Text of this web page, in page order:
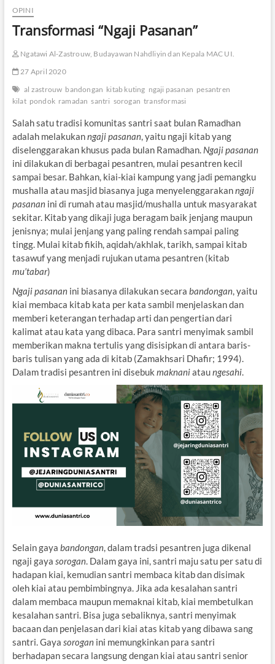
OPINI
Transformasi “Ngaji Pasanan”
Ngatawi Al-Zastrouw, Budayawan Nahdliyin dan Kepala MAC UI.
27 April 2020
al zastrouw bandongan kitab kuting ngaji pasanan pesantren
kilat pondok ramadan santri sorogan transformasi
Salah satu tradisi komunitas santri saat bulan Ramadhan
adalah melakukanngaji pasanan, yaitu ngaji kitab yang
diselenggarakan khusus pada bulan Ramadhan. Ngaji pasanan
ini dilakukan di berbagai pesantren, mulai pesantren kecil
sampai besar. Bahkan, kiai-kiai kampung yang jadi pemangku
mushalla atau masjid biasanya juga menyelenggarakanngaji
pasananini di rumah atau masjid/mushalla untuk masyarakat
sekitar. Kitab yang dikaji juga beragam baik jenjang maupun
jenisnya; mulai jenjang yang paling rendah sampai paling
tingg. Mulai kitab fikih, aqidah/akhlak, tarikh, sampai kitab
tasawuf yang menjadi rujukan utama pesantren (kitab
mu’tabar)
Ngaji pasananini biasanya dilakukan secara bandongan, yaitu
kiai membaca kitab kata per kata sambil menjelaskan dan
memberi keterangan terhadap arti dan pengertian dari
kalimat atau kata yang dibaca. Para santri menyimak sambil
memberikan makna tertulis yang disisipkan di antara baris-
baris tulisan yang ada di kitab (Zamakhsari Dhafir; 1994).
Dalam tradisi pesantren ini disebuk maknaniataungesahi.
Selain gaya bandongan, dalam tradsi pesantren juga dikenal
ngaji gaya sorogan. Dalam gaya ini, santri maju satu per satu di
hadapan kiai, kemudian santri membaca kitab dan disimak
oleh kiai atau pembimbingnya. Jika ada kesalahan santri
dalam membaca maupun memaknai kitab, kiai membetulkan
kesalahan santri. Bisa juga sebaliknya, santri menyimak
bacaan dan penjelasan dari kiai atas kitab yang dibawa sang
santri. Gaya soroganini memungkinkan para santri
berhadapan secara langsung dengan kiai atau santri senior